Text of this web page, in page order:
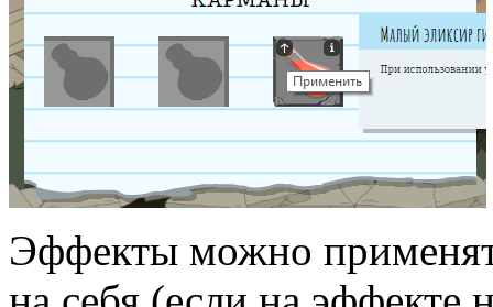
Эффекты можно